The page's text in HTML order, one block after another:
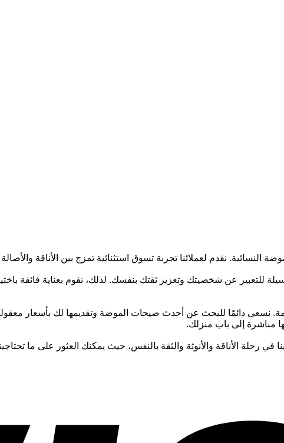
نقدم لعملائنا تجربة تسوق استثنائية تمزج بين الأناقة
عن شخصيتك وتعزيز ثقتك بنفسك. لذلك، نقوم بعناية فائقة باختيار
نسعى دائمًا للبحث عن أحدث صيحات الموضة وتقديمها لك بأسعار
مباشرة إلى باب منزلك.
في رحلة الأناقة والأنوثة والثقة بالنفس، حيث يمكنك العثور على ما